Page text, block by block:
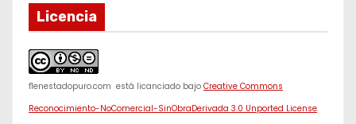
Licencia
f1enestadopuro.com está licanciado bajo Creative Commons
Reconocimiento-NoComercial-SinObraDerivada 3.0 Unported License.